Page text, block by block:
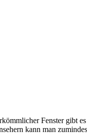
Fenster gibt
kann man